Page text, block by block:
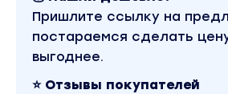
Список приложений для
Чек-лист по проработке
Пришлите ссылку на
постараемся сделать
выгоднее.
⭐ Отзывы покупателей